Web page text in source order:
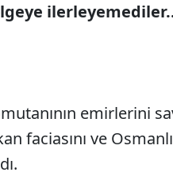
emirlerini
faciasını ve